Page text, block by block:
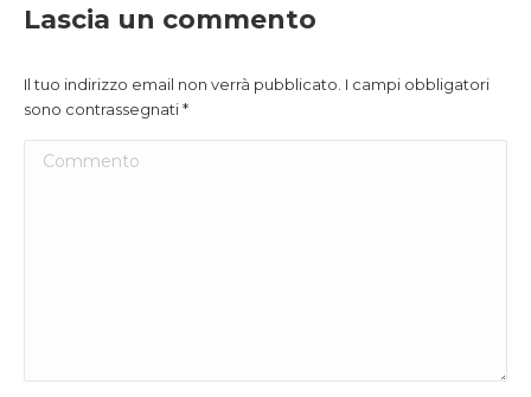
Lascia un commento
Il tuo indirizzo email non verrà pubblicato. I campi obbligatori
sono contrassegnati*
Commento